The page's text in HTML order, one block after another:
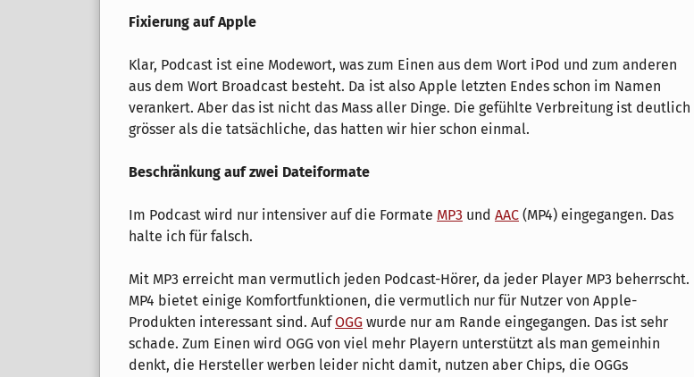
Fixierung auf Apple
Klar, Podcast ist eine Modewort, was zum Einen aus dem Wort iPod und zum anderen
aus dem Wort Broadcast besteht. Da ist also Apple letzten Endes schon im Namen
verankert. Aber das ist nicht das Mass aller Dinge. Die gefühlte Verbreitung ist deutlich
grösser als die tatsächliche, das hatten wir hier schon einmal.
Beschränkung auf zwei Dateiformate
Im Podcast wird nur intensiver auf die Formate MP3 und AAC (MP4) eingegangen. Das
halte ich für falsch.
Mit MP3 erreicht man vermutlich jeden Podcast-Hörer, da jeder Player MP3 beherrscht.
MP4 bietet einige Komfortfunktionen, die vermutlich nur für Nutzer von Apple-
Produkten interessant sind. AufOGG wurde nur am Rande eingegangen. Das ist sehr
schade. Zum Einen wird OGG von viel mehr Playern unterstützt als man gemeinhin
denkt, die Hersteller werben leider nicht damit, nutzen aber Chips, die OGGs